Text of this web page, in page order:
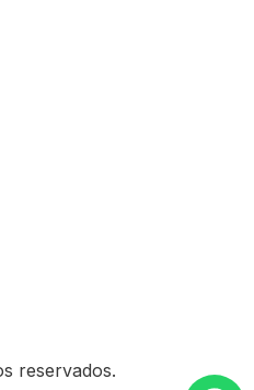
reservados.